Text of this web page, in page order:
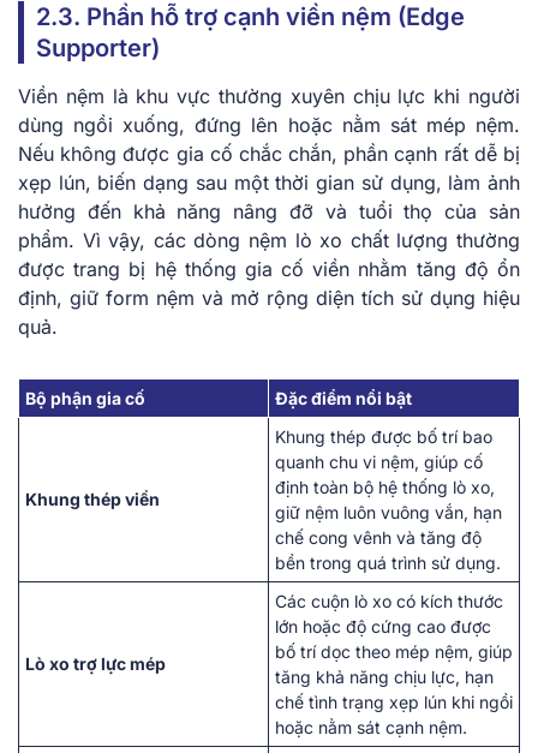
2.3. Phần hỗ trợ cạnh viền nệm (Edge
Supporter)
Viền nệm là khu vực thường xuyên chịu lực khi người
dùng ngồi xuống, đứng lên hoặc nằm sát mép nệm.
Nếu không được gia cố chắc chắn, phần cạnh rất dễ bị
xẹp lún, biến dạng sau một thời gian sử dụng, làm ảnh
hưởng đến khả năng nâng đỡ và tuổi thọ của sản
phẩm. Vì vậy, các dòng nệm lò xo chất lượng thường
được trang bị hệ thống gia cố viền nhằm tăng độ ổn
định, giữ form nệm và mở rộng diện tích sử dụng hiệu
quả.
Bộ phận gia cố Đặc điểm nổi bật
Khung thép viền
Khung thép được bố trí bao
quanh chu vi nệm, giúp cố
định toàn bộ hệ thống lò xo,
giữ nệm luôn vuông vắn, hạn
chế cong vênh và tăng độ
bền trong quá trình sử dụng.
Lò xo trợ lực mép
Các cuộn lò xo có kích thước
lớn hoặc độ cứng cao được
bố trí dọc theo mép nệm, giúp
tăng khả năng chịu lực, hạn
chế tình trạng xẹp lún khi ngồi
hoặc nằm sát cạnh nệm.